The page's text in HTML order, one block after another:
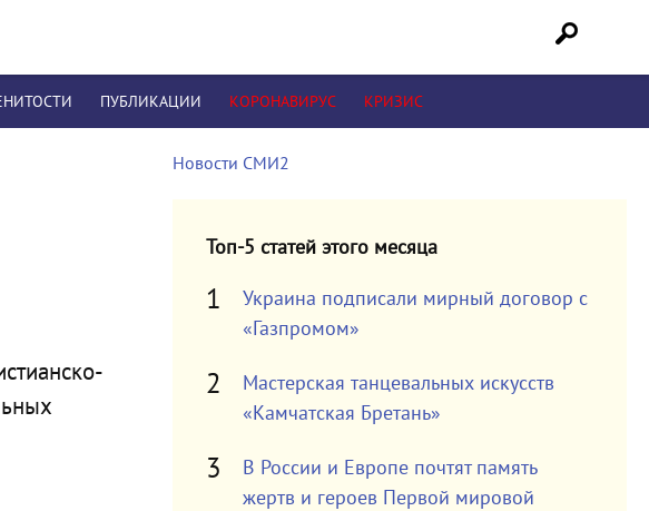
ПУБЛИКАЦИИ КОРОНАВИРУС КРИЗИС
Новости СМИ2
Топ-5 статей этого месяца
Украина подписали мирный договор с
«Газпромом»
Мастерская танцевальных искусств
«Камчатская Бретань»
В России и Европе почтят память
жертв и героев Первой мировой